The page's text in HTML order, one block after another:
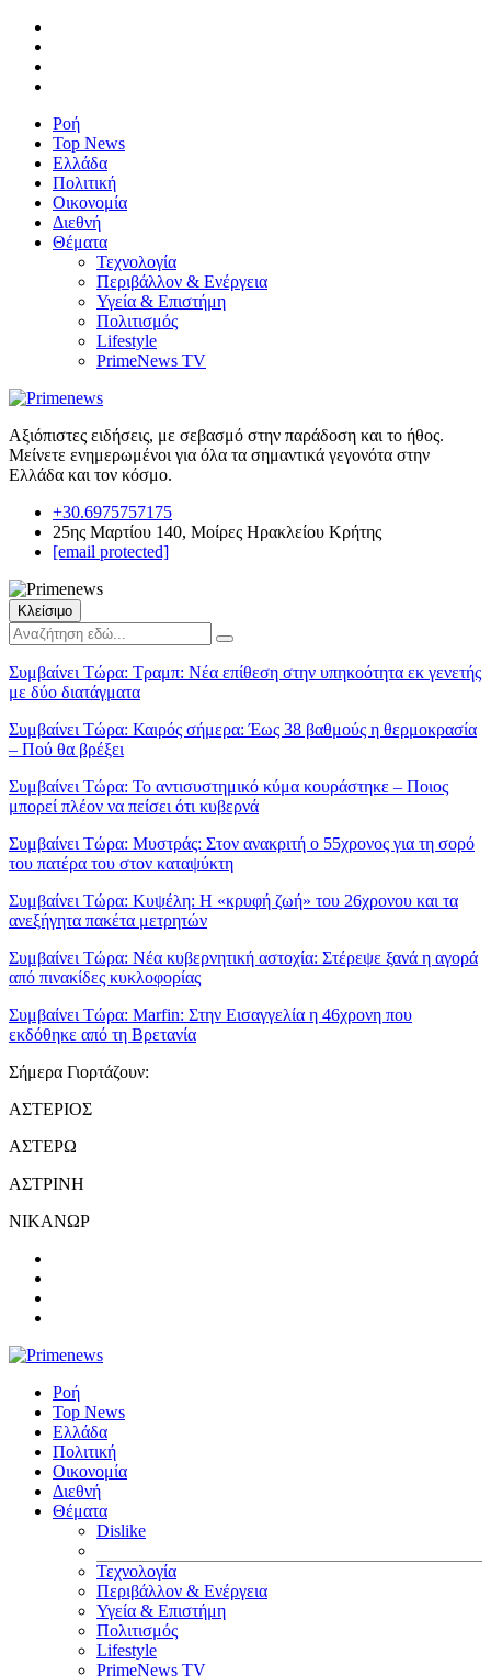
Ροή
Top News
Ελλάδα
Πολιτική
Οικονομία
Διεθνή
Θέματα
Τεχνολογία
Περιβάλλον & Ενέργεια
Υγεία & Επιστήμη
Πολιτισμός
Lifestyle
PrimeNews TV
Αξιόπιστες ειδήσεις, με σεβασμό στην παράδοση και το ήθος.
Μείνετε ενημερωμένοι για όλα τα σημαντικά γεγονότα στην
Ελλάδα και τον κόσμο.
+30.6975757175
25ης Μαρτίου 140, Μοίρες Ηρακλείου Κρήτης
[email protected]
Κλείσιμο
Συμβαίνει Τώρα: Τραμπ: Νέα επίθεση στην υπηκοότητα εκ γενετής
με δύο διατάγματα
Συμβαίνει Τώρα: Καιρός σήμερα: Έως 38 βαθμούς η θερμοκρασία
– Πού θα βρέξει
Συμβαίνει Τώρα: Το αντισυστημικό κύμα κουράστηκε – Ποιος
μπορεί πλέον να πείσει ότι κυβερνά
Συμβαίνει Τώρα: Μυστράς: Στον ανακριτή ο 55χρονος για τη σορό
του πατέρα του στον καταψύκτη
Συμβαίνει Τώρα: Κυψέλη: Η «κρυφή ζωή» του 26χρονου και τα
ανεξήγητα πακέτα μετρητών
Συμβαίνει Τώρα: Νέα κυβερνητική αστοχία: Στέρεψε ξανά η αγορά
από πινακίδες κυκλοφορίας
Συμβαίνει Τώρα: Marfin: Στην Εισαγγελία η 46χρονη που
εκδόθηκε από τη Βρετανία
Σήμερα Γιορτάζουν:
ΑΣΤΕΡΙΟΣ
ΑΣΤΕΡΩ
ΑΣΤΡΙΝΗ
ΝΙΚΑΝΩΡ
Ροή
Top News
Ελλάδα
Πολιτική
Οικονομία
Διεθνή
Θέματα
Dislike
Τεχνολογία
Περιβάλλον & Ενέργεια
Υγεία & Επιστήμη
Πολιτισμός
Lifestyle
PrimeNews TV